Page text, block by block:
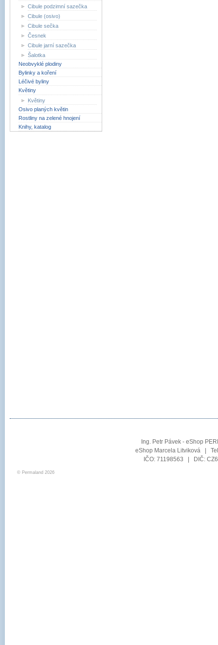
Cibule podzimní sazečka
Cibule (osivo)
Cibule sečka
Česnek
Cibule jarní sazečka
Šalotka
Neobvyklé plodiny
Bylinky a koření
Léčivé byliny
Květiny
Květiny
Osivo planých květin
Rostliny na zelené hnojení
Knihy, katalog
Ing. Petr Pávek - eShop
eShop Marcela Litviková |
IČO: 71198563 | DIČ:
© Permaland 2026